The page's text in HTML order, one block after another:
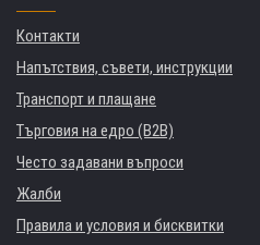
Контакти
Напътствия, съвети, инструкции
Транспорт и плащане
Търговия на едро (B2B)
Често задавани въпроси
Жалби
Правила и условия и бисквитки